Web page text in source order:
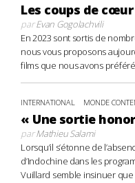
Les coups de
parEvan Gogolachvili
En 2023 sont sortis de
nous vous proposons
films que nous avons
INTERNATIONAL MONDE
« Une sortie
parMathieu Salami
Lorsqu’il s’étonne de
d’Indochine dans les
Vuillard semble insinuer que